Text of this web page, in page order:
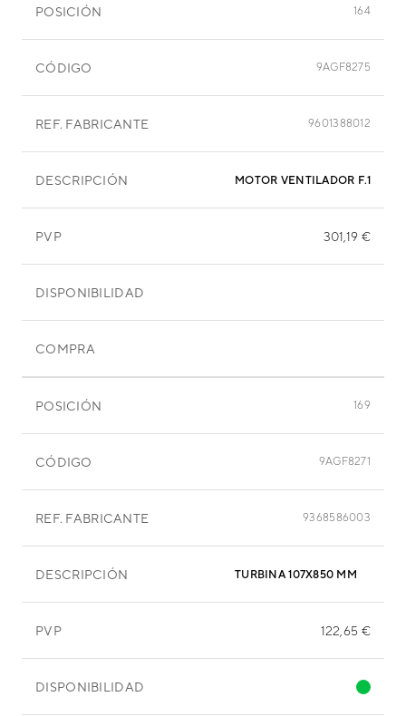
POSICIÓN 164
CÓDIGO 9AGF8275
REF. FABRICANTE 9601388012
DESCRIPCIÓN
PVP 301,19 €
DISPONIBILIDAD
COMPRA
POSICIÓN 169
CÓDIGO 9AGF8271
REF. FABRICANTE 9368586003
DESCRIPCIÓN TURBINA 107X850 MM
PVP 122,65 €
DISPONIBILIDAD